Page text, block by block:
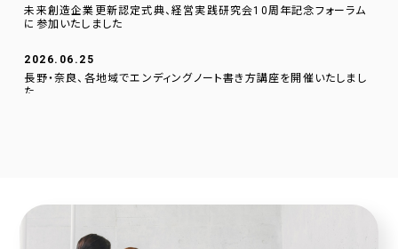
未来創造企業更新認定式典、経営実践研究会10周年記念フォーラム
に参加いたしました
2026.06.25
長野・奈良、各地域でエンディングノート書き方講座を開催いたしまし
た